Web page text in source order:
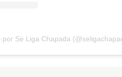
Se Liga Chapada